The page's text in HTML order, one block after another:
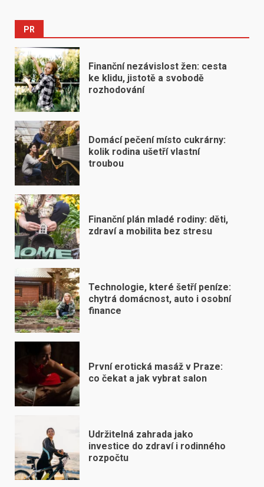
PR
Finanční nezávislost žen: cesta
ke klidu, jistotě a svobodě
rozhodování
Domácí pečení místo cukrárny:
kolik rodina ušetří vlastní
troubou
Finanční plán mladé rodiny: děti,
zdraví a mobilita bez stresu
Technologie, které šetří peníze:
chytrá domácnost, auto i osobní
finance
První erotická masáž v Praze:
co čekat a jak vybrat salon
Udržitelná zahrada jako
investice do zdraví i rodinného
rozpočtu